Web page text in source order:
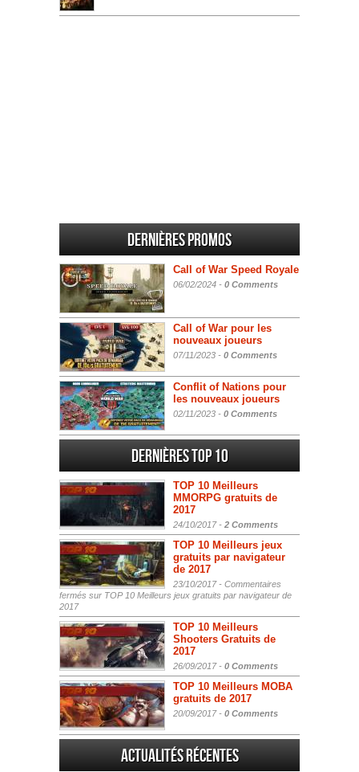
Dernières promos
Call of War Speed Royale
06/02/2024 - 0 Comments
Call of War pour les
nouveaux joueurs
07/11/2023 - 0 Comments
Conflit of Nations pour
les nouveaux joueurs
02/11/2023 - 0 Comments
Dernières Top 10
TOP 10 Meilleurs
MMORPG gratuits de
2017
24/10/2017 - 2 Comments
TOP 10 Meilleurs jeux
gratuits par navigateur
de 2017
23/10/2017 - Commentaires
fermés sur TOP 10 Meilleurs jeux gratuits par navigateur de
2017
TOP 10 Meilleurs
Shooters Gratuits de
2017
26/09/2017 - 0 Comments
TOP 10 Meilleurs MOBA
gratuits de 2017
20/09/2017 - 0 Comments
Actualités Récentes